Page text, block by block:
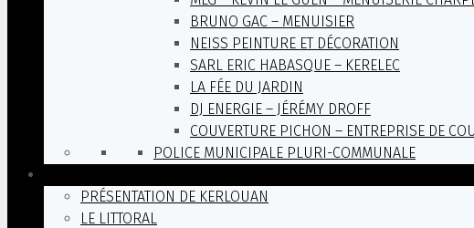
BRUNO GAC – MENUISIER
NEISS PEINTURE ET DÉCORATION
SARL ERIC HABASQUE – KERELEC
LA FÉE DU JARDIN
DJ ENERGIE – JÉRÉMY DROFF
COUVERTURE PICHON – ENTREPRISE DE
POLICE MUNICIPALE PLURI-COMMUNALE
PRÉSENTATION DE KERLOUAN
LE LITTORAL